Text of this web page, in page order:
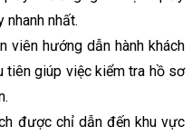
nhất.
viên hướng dẫn hành khách
tiên giúp việc kiểm tra hồ sơ
được chỉ dẫn đến khu vực